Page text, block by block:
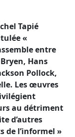
Tapié
«
entre
Hans
Pollock,
Les œuvres
au détriment
d’autres
de l’informel »